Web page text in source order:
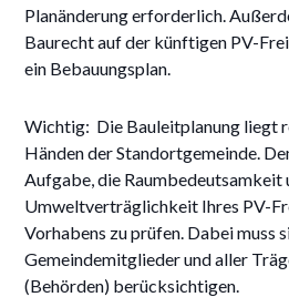
Planänderung erforderlich.
Baurecht auf der künftigen PV-
ein Bebauungsplan.
Wichtig: Die Bauleitplanung liegt
Händen der Standortgemeinde.
Aufgabe, die Raumbedeutsamkeit
Umweltverträglichkeit Ihres PV-
Vorhabens zu prüfen. Dabei muss
Gemeindemitglieder und aller
(Behörden) berücksichtigen.